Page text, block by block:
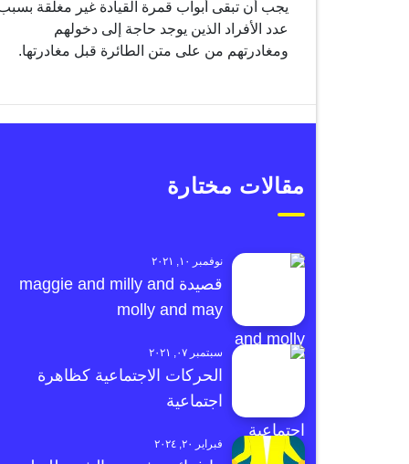
يجب أن تبقى أبواب قمرة القيادة غير مغلقة
عدد الأفراد الذين يوجد حاجة إلى دخولهم
ومغادرتهم من على متن الطائرة قبل مغادرتها.
مقالات مختارة
نوفمبر ١٠, ٢٠٢١
قصيدة maggie and milly and
molly and may
سبتمبر ٠٧, ٢٠٢١
الحركات الاجتماعية كظاهرة
اجتماعية
فبراير ٢٠, ٢٠٢٤